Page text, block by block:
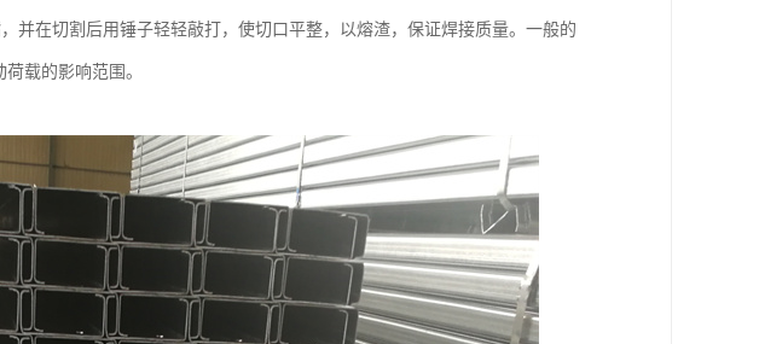
并在切割后用锤子轻轻敲打，使切口平整，以熔渣，保证焊接质量。一般的
载的影响范围。